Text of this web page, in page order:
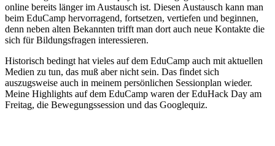
online bereits länger im Austausch ist. Diesen Austausch kann man
beim EduCamp hervorragend, fortsetzen, vertiefen und beginnen,
denn neben alten Bekannten trifft man dort auch neue Kontakte die
sich für Bildungsfragen interessieren.
Historisch bedingt hat vieles auf dem EduCamp auch mit aktuellen
Medien zu tun, das muß aber nicht sein. Das findet sich
auszugsweise auch in meinem persönlichen Sessionplan wieder.
Meine Highlights auf dem EduCamp waren der EduHack Day am
Freitag, die Bewegungssession und das Googlequiz.